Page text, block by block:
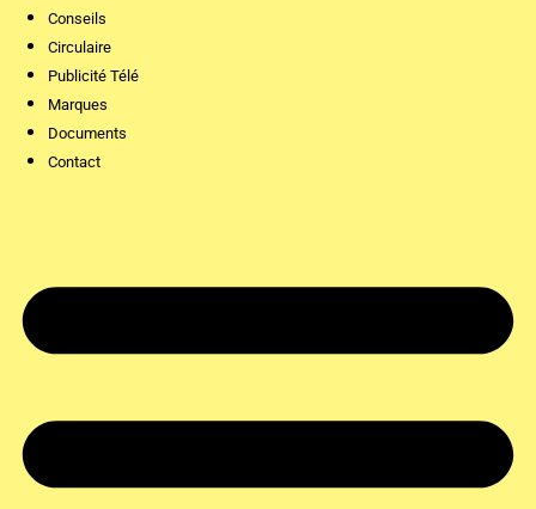
Conseils
Circulaire
Publicité Télé
Marques
Documents
Contact